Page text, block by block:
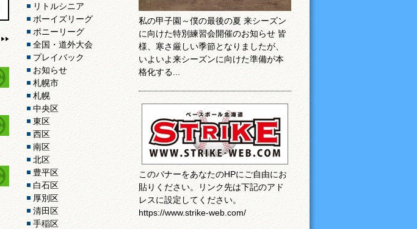
リトルシニア
ボーイズリーグ
ポニーリーグ
全国・道外大会
プレイバック
お知らせ
札幌市
札幌
中央区
東区
西区
南区
北区
豊平区
白石区
厚別区
清田区
手稲区
私の甲子園～僕の最後の夏 来シーズン
に向けた特別練習会開催のお知らせ 皆
様、寒さ厳しい季節となりましたが、
いよいよ来シーズンに向けた準備が本
格化する...
このバナーをあなたのHPにご自由にお
貼りください。リンク先は下記のアド
レスに設定してください。
https://www.strike-web.com/